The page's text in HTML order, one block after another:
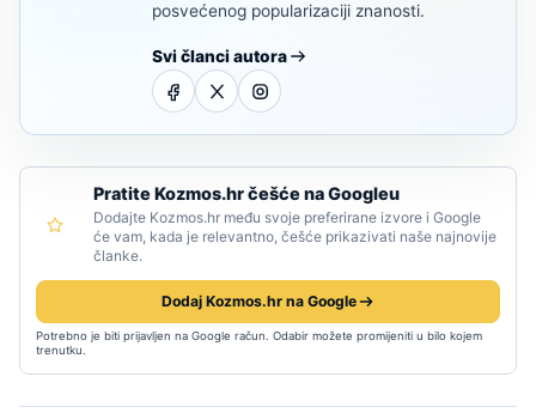
posvećenog popularizaciji znanosti.
Svi članci autora
Pratite Kozmos.hr češće na Googleu
Dodajte Kozmos.hr među svoje preferirane izvore i Google
će vam, kada je relevantno, češće prikazivati naše najnovije
članke.
Dodaj Kozmos.hr na Google
Potrebno je biti prijavljen na Google račun. Odabir možete promijeniti u bilo kojem
trenutku.